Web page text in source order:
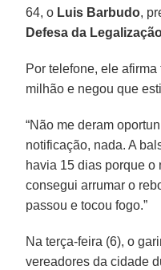
64, o Luis Barbudo,
Defesa da
Por telefone, ele
milhão e negou que
“Não me deram
notificação, nada. A
havia 15 dias porque o
consegui arrumar o
passou e tocou fogo.”
Na terça-feira (6), o
vereadores da cidade